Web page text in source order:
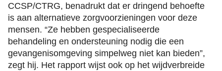
CCSP/CTRG, benadrukt dat er dringend behoefte
is aan alternatieve zorgvoorzieningen voor deze
mensen. “Ze hebben gespecialiseerde
behandeling en ondersteuning nodig die een
gevangenisomgeving simpelweg niet kan bieden”,
zegt hij. Het rapport wijst ook op het wijdverbreide